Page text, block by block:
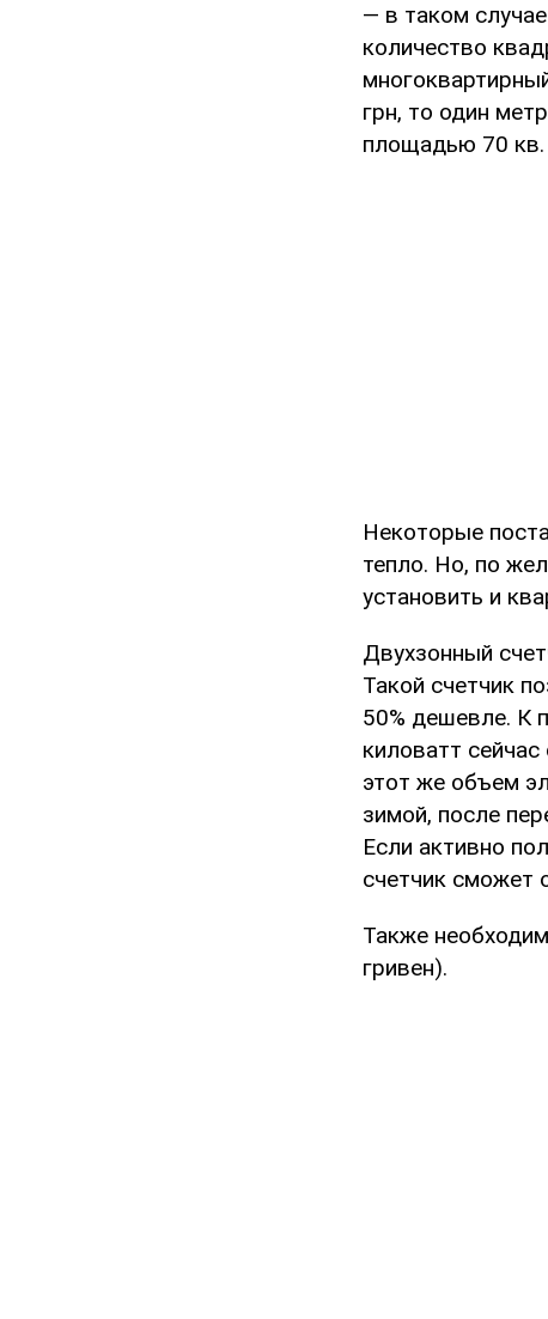
— в таком
количество
грн, то один
площадью 70 кв.
Некоторые
тепло. Но, по
установить и
Двухзонный
Такой счетчик
50% дешевле. К
киловатт
этот же объем
зимой, после
Если активно
счетчик сможет
Также
гривен).